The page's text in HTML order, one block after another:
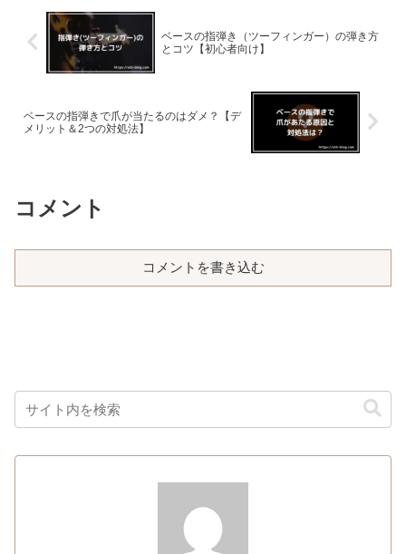
ベースの指弾き（ツーフィンガー）の弾き方
とコツ【初心者向け】
ベースの指弾きで爪が当たるのはダメ？【デ
メリット＆2つの対処法】
コメント
コメントを書き込む